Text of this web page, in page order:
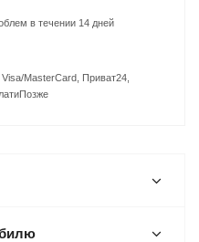
в течении 14 дней
MasterCard, Приват24,